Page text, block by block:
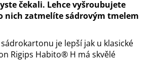
čekali. Lehce vyšroubujete
nich zatmelíte sádrovým tmelem
je lepší jak u klasické
Rigips Habito® H má skvělé